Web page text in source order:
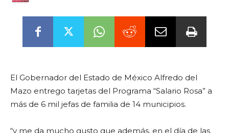
El Gobernador del Estado de México Alfredo del
Mazo entrego tarjetas del Programa “Salario Rosa” a
más de 6 mil jefas de familia de 14 municipios.
“y me da mucho gusto que además, en el día de las